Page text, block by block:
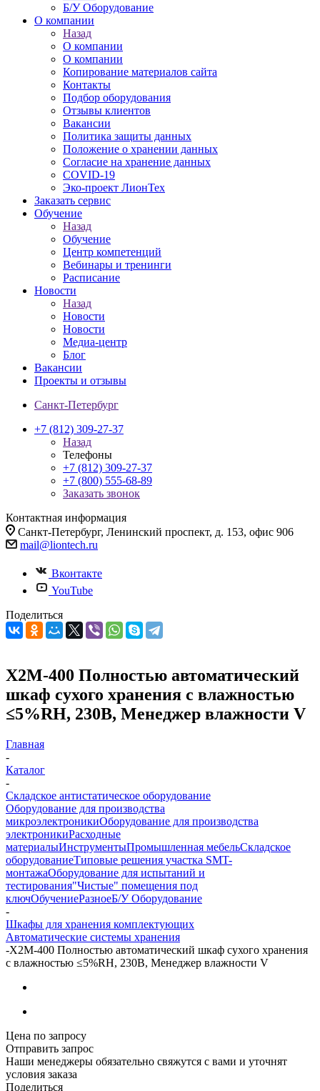
Б/У Оборудование
О компании
Назад
О компании
О компании
Копирование материалов сайта
Контакты
Подбор оборудования
Отзывы клиентов
Вакансии
Политика защиты данных
Положение о хранении данных
Согласие на хранение данных
COVID-19
Эко-проект ЛионТех
Заказать сервис
Обучение
Назад
Обучение
Центр компетенций
Вебинары и тренинги
Расписание
Новости
Назад
Новости
Новости
Медиа-центр
Блог
Вакансии
Проекты и отзывы
Санкт-Петербург
+7 (812) 309-27-37
Назад
Телефоны
+7 (812) 309-27-37
+7 (800) 555-68-89
Заказать звонок
Контактная информация
Санкт-Петербург, Ленинский проспект, д. 153, офис 906
mail@liontech.ru
Вконтакте
YouTube
Поделиться
X2M-400 Полностью автоматический
шкаф сухого хранения с влажностью
≤5%RH, 230В, Менеджер влажности V
Главная
-
Каталог
-
Складское антистатическое оборудование
Оборудование для производства
микроэлектроникиОборудование для производства
электроникиРасходные
материалыИнструментыПромышленная мебельСкладское
оборудованиеТиповые решения участка SMT-
монтажаОборудование для испытаний и
тестирования"Чистые" помещения под
ключОбучениеРазноеБ/У Оборудование
-
Шкафы для хранения комплектующих
Автоматические системы хранения
-X2M-400 Полностью автоматический шкаф сухого хранения
с влажностью ≤5%RH, 230В, Менеджер влажности V
Цена по запросу
Отправить запрос
Наши менеджеры обязательно свяжутся с вами и уточнят
условия заказа
Поделиться